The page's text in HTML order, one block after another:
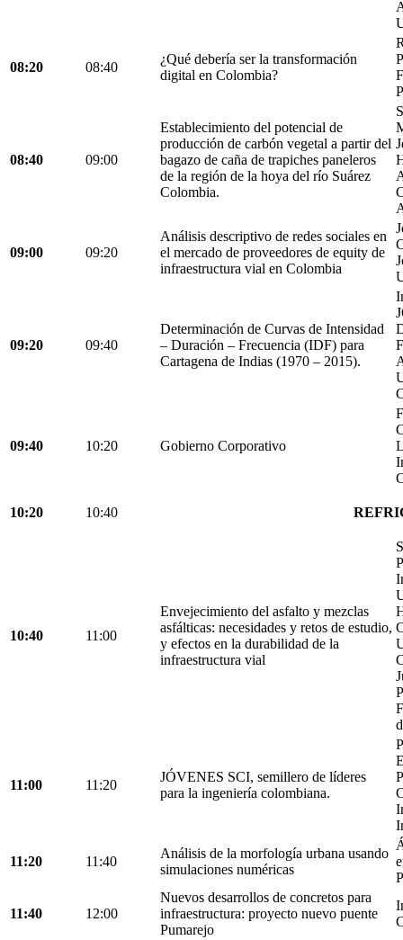
08:20 08:40
¿Qué debería ser la transformación
digital en Colombia?
08:40 09:00
Establecimiento del potencial de
producción de carbón vegetal a partir del
bagazo de caña de trapiches paneleros
de la región de la hoya del río Suárez
Colombia.
09:00 09:20
Análisis descriptivo de redes sociales en
el mercado de proveedores de equity de
infraestructura vial en Colombia
09:20 09:40
Determinación de Curvas de Intensidad
– Duración – Frecuencia (IDF) para
Cartagena de Indias (1970 – 2015).
09:40 10:20 Gobierno Corporativo
10:20 10:40
10:40 11:00
Envejecimiento del asfalto y mezclas
asfálticas: necesidades y retos de estudio,
y efectos en la durabilidad de la
infraestructura vial
11:00 11:20
JÓVENES SCI, semillero de líderes
para la ingeniería colombiana.
11:20 11:40
Análisis de la morfología urbana usando
simulaciones numéricas
11:40 12:00
Nuevos desarrollos de concretos para
infraestructura: proyecto nuevo puente
Pumarejo